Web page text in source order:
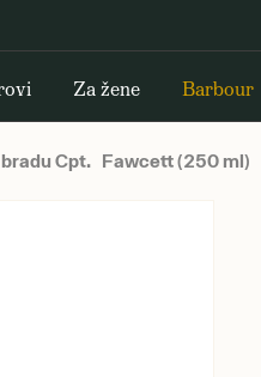
Za žene Barbour
bradu Cpt. Fawcett (250 ml)